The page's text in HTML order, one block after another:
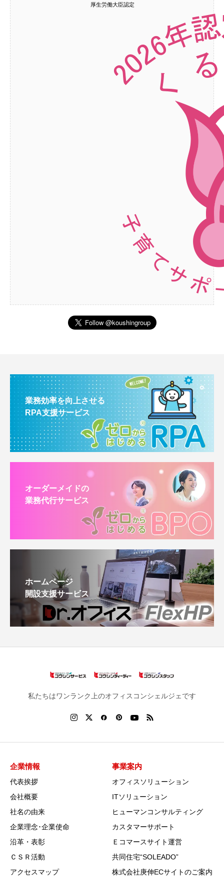
厚生労働大臣認定
業務効率を向上させる
RPA支援サービス
オーダーメイドの
業務代行サービス
ホームページ
開設支援サービス
私たちはワンランク上のオフィスコンシェルジェです
企業情報
代表挨拶
会社概要
社名の由来
企業理念･企業使命
沿革・表彰
ＣＳＲ活動
アクセスマップ
事業案内
オフィスソリューション
ITソリューション
ヒューマンコンサルティング
カスタマーサポート
Ｅコマースサイト運営
共同住宅“SOLEADO”
株式会社庚伸ECサイトのご案内